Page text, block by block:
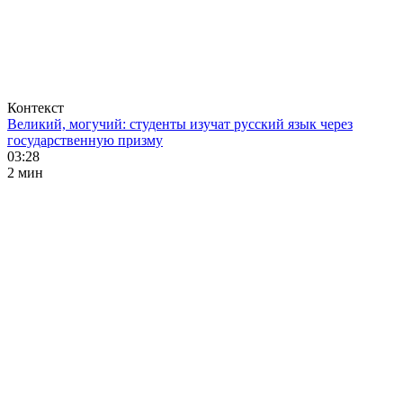
Контекст
Великий, могучий: студенты изучат русский язык через
государственную призму
03:28
2 мин